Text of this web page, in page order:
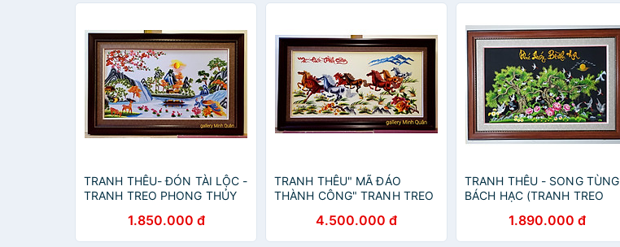
TRANH THÊU- ĐÓN TÀI LỘC -
TRANH TREO PHONG THỦY
1.850.000 đ
TRANH THÊU" MÃ ĐÁO
THÀNH CÔNG" TRANH TREO
4.500.000 đ
TRANH THÊU - SONG TÙNG
BÁCH HẠC (TRANH TREO
1.890.000 đ